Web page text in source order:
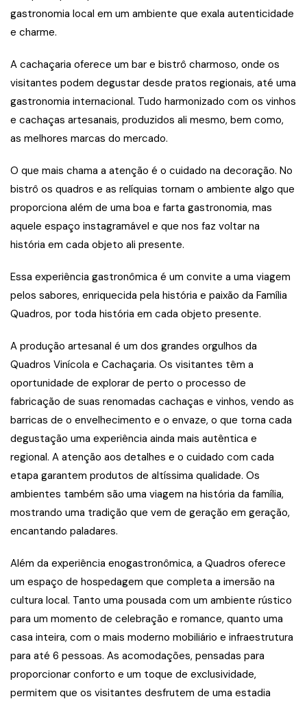
gastronomia local em um ambiente que exala autenticidade
e charme.
A cachaçaria oferece um bar e bistrô charmoso, onde os
visitantes podem degustar desde pratos regionais, até uma
gastronomia internacional. Tudo harmonizado com os vinhos
e cachaças artesanais, produzidos ali mesmo, bem como,
as melhores marcas do mercado.
O que mais chama a atenção é o cuidado na decoração. No
bistrô os quadros e as relíquias tornam o ambiente algo que
proporciona além de uma boa e farta gastronomia, mas
aquele espaço instagramável e que nos faz voltar na
história em cada objeto ali presente.
Essa experiência gastronômica é um convite a uma viagem
pelos sabores, enriquecida pela história e paixão da Família
Quadros, por toda história em cada objeto presente.
A produção artesanal é um dos grandes orgulhos da
Quadros Vinícola e Cachaçaria. Os visitantes têm a
oportunidade de explorar de perto o processo de
fabricação de suas renomadas cachaças e vinhos, vendo as
barricas de o envelhecimento e o envaze, o que torna cada
degustação uma experiência ainda mais autêntica e
regional. A atenção aos detalhes e o cuidado com cada
etapa garantem produtos de altíssima qualidade. Os
ambientes também são uma viagem na história da família,
mostrando uma tradição que vem de geração em geração,
encantando paladares.
Além da experiência enogastronômica, a Quadros oferece
um espaço de hospedagem que completa a imersão na
cultura local. Tanto uma pousada com um ambiente rústico
para um momento de celebração e romance, quanto uma
casa inteira, com o mais moderno mobiliário e infraestrutura
para até 6 pessoas. As acomodações, pensadas para
proporcionar conforto e um toque de exclusividade,
permitem que os visitantes desfrutem de uma estadia